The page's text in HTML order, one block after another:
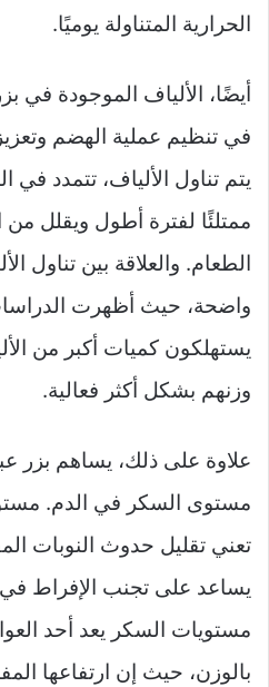
الحرارية المتناولة يوميًا.
أيضًا، الألياف الموجودة في
في تنظيم عملية الهضم
يتم تناول الألياف، تتمدد
ممتلئًا لفترة أطول ويقلل من
الطعام. والعلاقة بين تناول
واضحة، حيث أظهرت
يستهلكون كميات أكبر من
وزنهم بشكل أكثر فعالية.
علاوة على ذلك، يساهم
مستوى السكر في الدم.
تعني تقليل حدوث النوبات
يساعد على تجنب الإفراط في
مستويات السكر يعد أحد
بالوزن، حيث إن ارتفاعها